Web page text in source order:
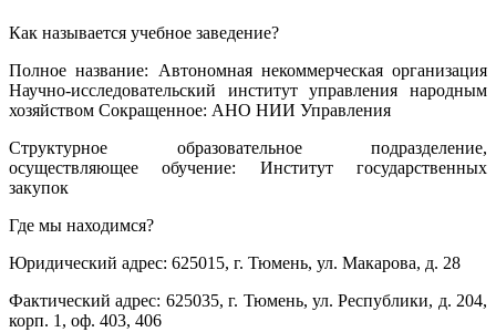
Как называется учебное заведение?
Полное название: Автономная некоммерческая организация
Научно-исследовательский институт управления народным
хозяйством Сокращенное: АНО НИИ Управления
Структурное образовательное подразделение,
осуществляющее обучение: Институт государственных
закупок
Где мы находимся?
Юридический адрес: 625015, г. Тюмень, ул. Макарова, д. 28
Фактический адрес: 625035, г. Тюмень, ул. Республики, д. 204,
корп. 1, оф. 403, 406